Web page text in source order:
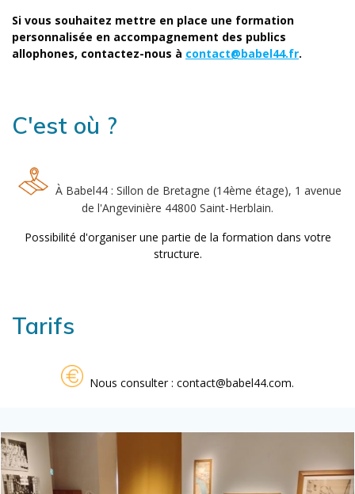
Si vous souhaitez mettre en place une formation
personnalisée en accompagnement des publics
allophones, contactez-nous à contact@babel44.fr.
C'est où ?
À Babel44 : Sillon de Bretagne (14ème étage), 1 avenue
de l'Angevinière 44800 Saint-Herblain.
Possibilité d'organiser une partie de la formation dans votre
structure.
Tarifs
Nous consulter : contact@babel44.com.